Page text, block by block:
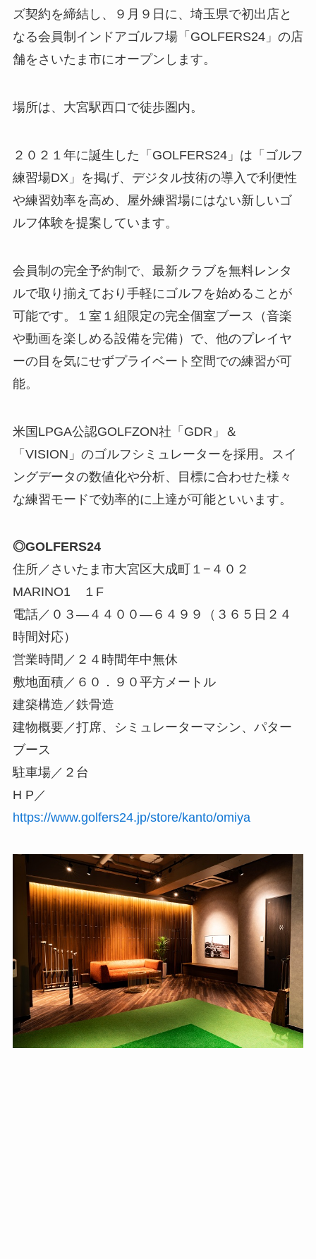
ズ契約を締結し、９月９日に、埼玉県で初出店と
なる会員制インドアゴルフ場「GOLFERS24」の店
舗をさいたま市にオープンします。
場所は、大宮駅西口で徒歩圏内。
２０２１年に誕生した「GOLFERS24」は「ゴルフ
練習場DX」を掲げ、デジタル技術の導入で利便性
や練習効率を高め、屋外練習場にはない新しいゴ
ルフ体験を提案しています。
会員制の完全予約制で、最新クラブを無料レンタ
ルで取り揃えており手軽にゴルフを始めることが
可能です。１室１組限定の完全個室ブース（音楽
や動画を楽しめる設備を完備）で、他のプレイヤ
ーの目を気にせずプライベート空間での練習が可
能。
米国LPGA公認GOLFZON社「GDR」＆
「VISION」のゴルフシミュレーターを採用。スイ
ングデータの数値化や分析、目標に合わせた様々
な練習モードで効率的に上達が可能といいます。
◎GOLFERS24
住所／さいたま市大宮区大成町１−４０２
MARINO1 １F
電話／０３—４４００—６４９９（３６５日２４
時間対応）
営業時間／２４時間年中無休
敷地面積／６０．９０平方メートル
建築構造／鉄骨造
建物概要／打席、シミュレーターマシン、パター
ブース
駐車場／２台
H P／
https://www.golfers24.jp/store/kanto/omiya